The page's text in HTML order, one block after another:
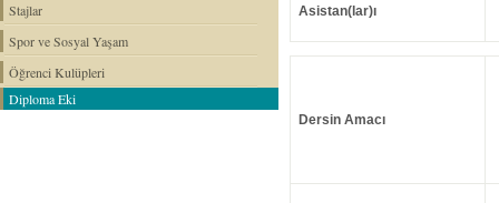
Stajlar
Spor ve Sosyal Yaşam
Öğrenci Kulüpleri
Diploma Eki
Asistan(lar)ı
Dersin Amacı